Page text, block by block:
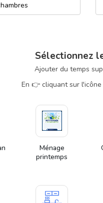
Sélectionnez
Ajouter du temps
En 👉 cliquant sur
Ménage
printemps